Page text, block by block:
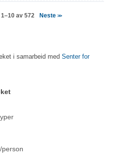
1–10 av 572 Neste >>
i samarbeid med Senter for
person